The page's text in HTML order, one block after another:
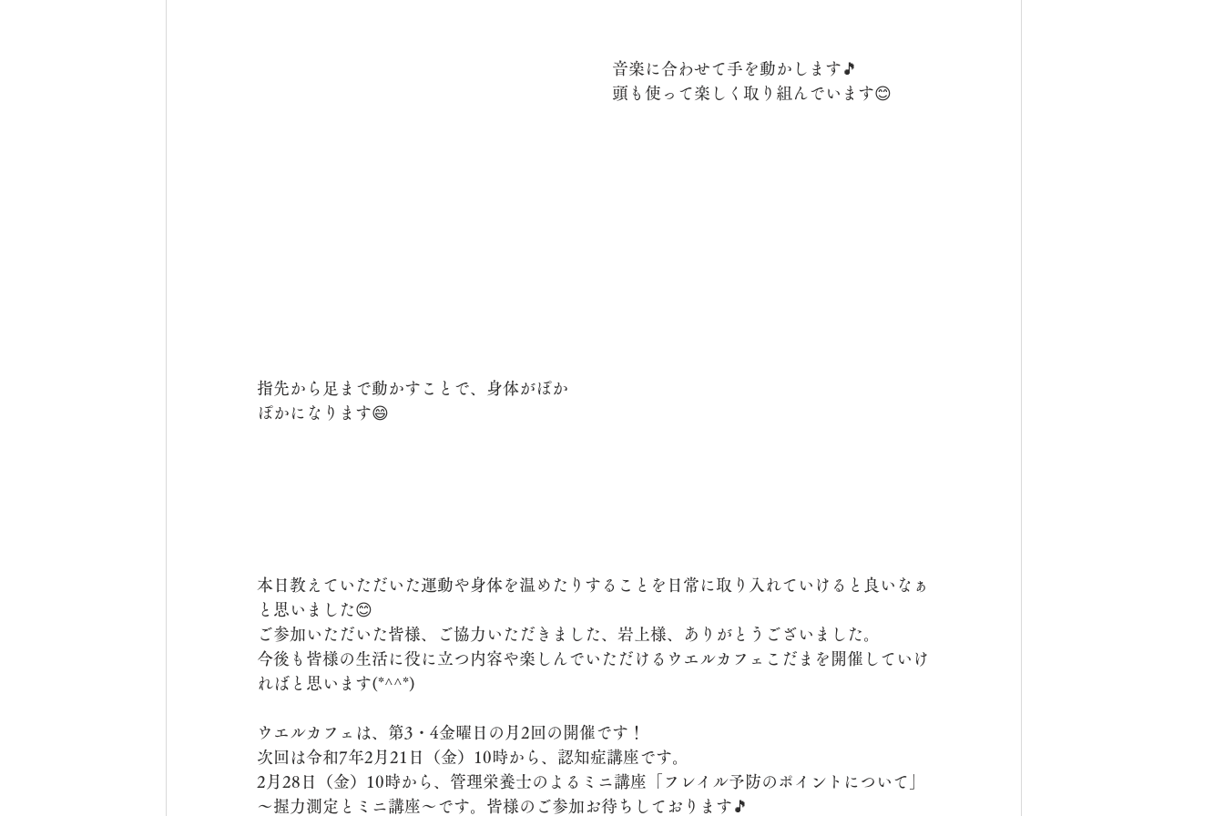
音楽に合わせて手を動かします🎵
頭も使って楽しく取り組んでいます😊
指先から足まで動かすことで、身体がぽか
ぽかになります😄
本日教えていただいた運動や身体を温めたりすることを日常に取り入れていけると良いなぁ
と思いました😊
ご参加いただいた皆様、ご協力いただきました、岩上様、ありがとうございました。
今後も皆様の生活に役に立つ内容や楽しんでいただけるウエルカフェこだまを開催していけ
ればと思います(*^^*)
ウエルカフェは、第3・4金曜日の月2回の開催です！
次回は令和7年2月21日（金）10時から、認知症講座です。
2月28日（金）10時から、管理栄養士のよるミニ講座「フレイル予防のポイントについて」
～握力測定とミニ講座～です。皆様のご参加お待ちしております🎵